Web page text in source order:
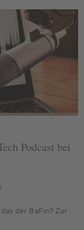
Podcast bei
der BaFin? Zur